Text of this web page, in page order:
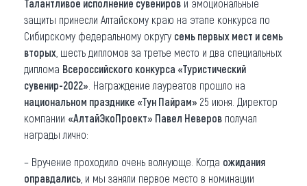
Талантливое исполнение сувениров и эмоциональные
защиты принесли Алтайскому краю на этапе конкурса по
Сибирскому федеральному округу семь первых мест и семь
вторых , шесть дипломов за третье место и два специальных
диплома Всероссийского конкурса «Туристический
сувенир-2022» . Награждение лауреатов прошло на
национальном празднике «Тун Пайрам» 25 июня. Директор
компании «АлтайЭкоПроект» Павел Неверов получал
награды лично:
– Вручение проходило очень волнующе. Когда ожидания
оправдались , и мы заняли первое место в номинации